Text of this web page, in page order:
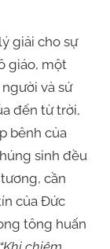
giải cho sự
giáo, một
và sứ
đến từ trời,
bênh của
sinh đều
cần
của Đức
tông huấn